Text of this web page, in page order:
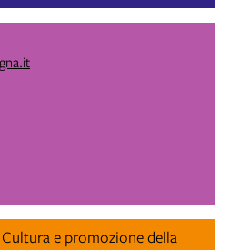
e promozione della